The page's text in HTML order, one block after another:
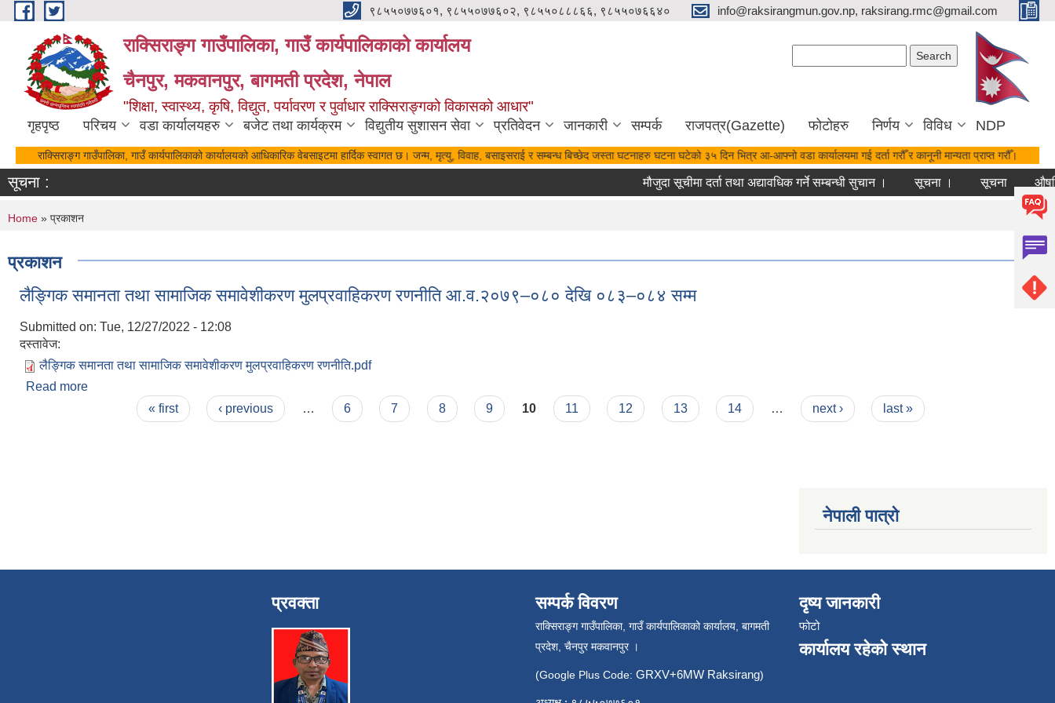
Skip to main content ९८५५०७७६०१, ९८५५०७७६०२, ९८५५०८८८६६, ९८५५०७६६४० info@raksirangmun.gov.np, raksirang.rmc@gmail.com
राक्सिराङ्ग गाउँपालिका, गाउँ कार्यपालिकाको कार्यालय
चैनपुर, मकवानपुर, बागमती प्रदेश, नेपाल
"शिक्षा, स्वास्थ्य, कृषि, विद्युत, पर्यावरण र पुर्वाधार राक्सिराङ्गको विकासको आधार"
गृहपृष्ठ परिचय वडा कार्यालयहरु बजेट तथा कार्यक्रम विद्युतीय सुशासन सेवा प्रतिवेदन जानकारी सम्पर्क राजपत्र(Gazette) फोटोहरु निर्णय विविध NDP
राक्सिराङ्ग गाउँपालिका, गाउँ कार्यपालिकाको कार्यालयको आधिकारिक वेबसाइटमा हार्दिक स्वागत छ। जन्म, मृत्यु, विवाह, बसाइसराई र सम्बन्ध बिच्छेद जस्ता घटनाहरु घटना घटेको ३५ दिन भित्र आ-आफ्नो वडा कार्यालयमा गई दर्ता गरौँ र कानूनी मान्यता प्राप्त गरौँ।
सूचना : मौजुदा सूचीमा दर्ता तथा अद्यावधिक गर्ने सम्बन्धी सुचान । सूचना । सूचना
You are here
Home » प्रकाशन
प्रकाशन
लैङ्गिक समानता तथा सामाजिक समावेशीकरण मुलप्रवाहिकरण रणनीति आ.व.२०७९–०८० देखि ०८३–०८४ सम्म
Submitted on: Tue, 12/27/2022 - 12:08
दस्तावेज:
लैङ्गिक समानता तथा सामाजिक समावेशीकरण मुलप्रवाहिकरण रणनीति.pdf
Read more
« first ‹ previous … 6 7 8 9 10 11 12 13 14 … next › last »
नेपाली पात्रो
प्रवक्ता सम्पर्क विवरण
राक्सिराङ्ग गाउँपालिका, गाउँ कार्यपालिकाको कार्यालय, बागमती
प्रदेश, चैनपुर मकवानपुर ।
(Google Plus Code: GRXV+6MW Raksirang)
दृष्य जानकारी
फोटो
कार्यालय रहेको स्थान